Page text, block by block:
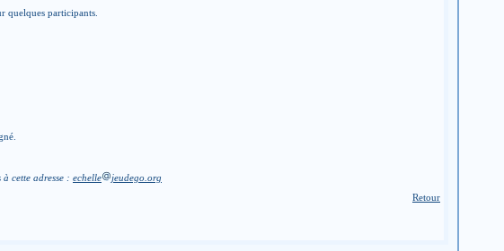
quelques participants.
cette adresse : echelle
jeudego.org
Retour